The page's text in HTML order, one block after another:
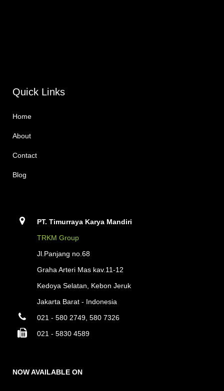
Quick Links
Home
About
Contact
Blog
PT. Timurraya Karya Mandiri
TRKM Group
Jl.Panjang no.68
Graha Arteri Mas kav.11-12
Kedoya Selatan, Kebon Jeruk
Jakarta Barat - Indonesia
021 - 580 2749, 580 7326
021 - 5830 4589
NOW AVAILABLE ON